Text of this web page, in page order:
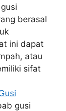
berasal
ini dapat
atau
sifat
gusi